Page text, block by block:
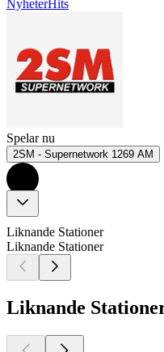
NyheterHits
Spelar nu
2SM - Supernetwork 1269 AM
Liknande Stationer
Liknande Stationer
Liknande